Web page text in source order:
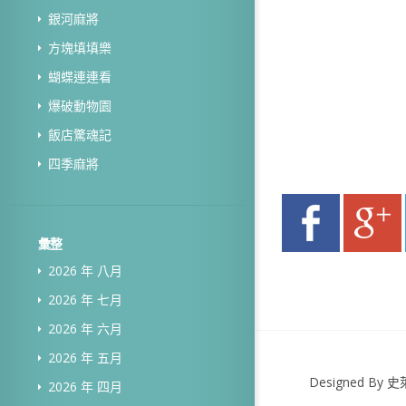
銀河麻將
方塊填填樂
蝴蝶連連看
爆破動物園
飯店驚魂記
四季麻將
彙整
2026 年 八月
2026 年 七月
2026 年 六月
2026 年 五月
2026 年 四月
Designed By 史